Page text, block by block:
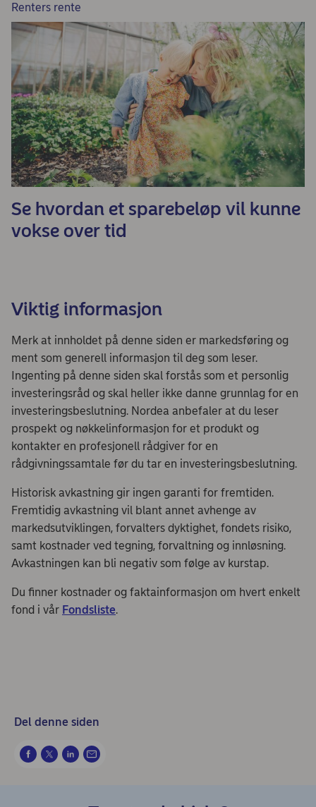
Renters rente
Se hvordan et sparebeløp vil kunne
vokse over tid
Viktig informasjon
Merk at innholdet på denne siden er markedsføring og
ment som generell informasjon til deg som leser.
Ingenting på denne siden skal forstås som et personlig
investeringsråd og skal heller ikke danne grunnlag for en
investeringsbeslutning. Nordea anbefaler at du leser
prospekt og nøkkelinformasjon for et produkt og
kontakter en profesjonell rådgiver for en
rådgivningssamtale før du tar en investeringsbeslutning.
Historisk avkastning gir ingen garanti for fremtiden.
Fremtidig avkastning vil blant annet avhenge av
markedsutviklingen, forvalters dyktighet, fondets risiko,
samt kostnader ved tegning, forvaltning og innløsning.
Avkastningen kan bli negativ som følge av kurstap.
Du finner kostnader og faktainformasjon om hvert enkelt
fond i vår Fondsliste.
Del denne siden